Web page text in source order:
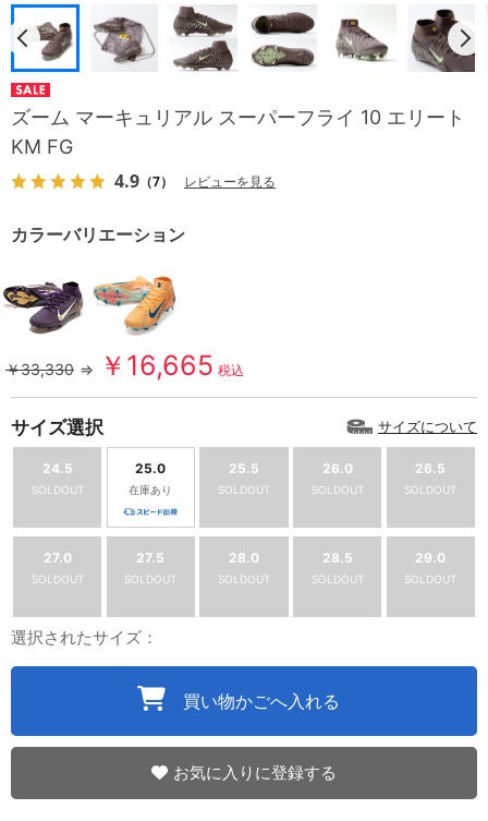
ズーム マーキュリアル スーパーフライ 10 エリート
KM FG
4.9 （7） レビューを見る
カラーバリエーション
￥33,330 ⇒ ￥16,665 税込
サイズ選択 サイズについて
24.5
SOLDOUT
25.0
在庫あり
25.5
SOLDOUT
26.0
SOLDOUT
26.5
SOLDOUT
27.0
SOLDOUT
27.5
SOLDOUT
28.0
SOLDOUT
28.5
SOLDOUT
29.0
SOLDOUT
選択されたサイズ：
買い物かごへ入れる
お気に入りに登録する